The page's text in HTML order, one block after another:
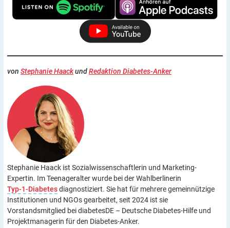
von Stephanie HaackundRedaktion Diabetes-Anker
Stephanie Haack ist Sozialwissenschaftlerin und Marketing-
Expertin. Im Teenageralter wurde bei der Wahlberlinerin
Typ-1-Diabetesdiagnostiziert. Sie hat für mehrere gemeinnützige
Institutionen und NGOs gearbeitet, seit 2024 ist sie
Vorstandsmitglied bei diabetesDE – Deutsche Diabetes-Hilfe und
Projektmanagerin für den Diabetes-Anker.